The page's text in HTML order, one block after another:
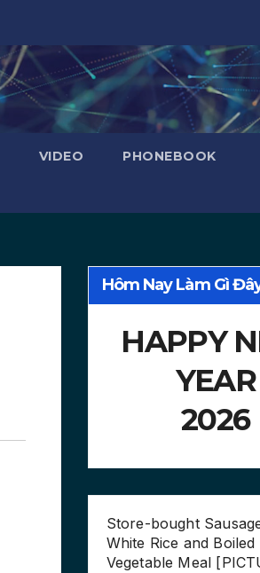
VIDEO PHONEBOOK
Hôm Nay Làm Gì
HAPPY
YEAR
2026
Store-bought
White Rice and
Vegetable Meal